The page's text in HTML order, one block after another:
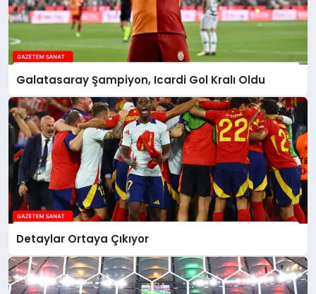
Galatasaray Şampiyon, Icardi Gol Kralı Oldu
Detaylar Ortaya Çıkıyor